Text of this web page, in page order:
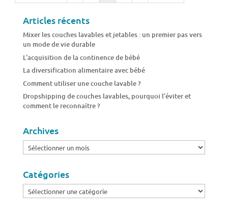
Articles récents
Mixer les couches lavables et jetables : un premier pas vers
un mode de vie durable
L’acquisition de la continence de bébé
La diversification alimentaire avec bébé
Comment utiliser une couche lavable ?
Dropshipping de couches lavables, pourquoi l’éviter et
comment le reconnaître ?
Archives
Archives
Catégories
Catégories